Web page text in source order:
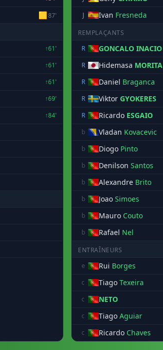
🟨87'
↑61'
↑61'
↑61'
↑69'
↑84'
J
Ivan Fresneda
REMPLAÇANTS
R
GONCALO INACIO
R
Hidemasa MORITA
R
Daniel Braganca
R
Viktor GYOKERES
R
Ricardo ESGAIO
b
Vladan Kovacevic
b Diogo Pinto
b Denilson Santos
b Alexandre Brito
b Joao Simoes
b Mauro Couto
b Rafael Nel
ENTRAÎNEURS
e
Rui Borges
c Tiago Texeira
c NETO
c Tiago Aguiar
c Ricardo Chaves